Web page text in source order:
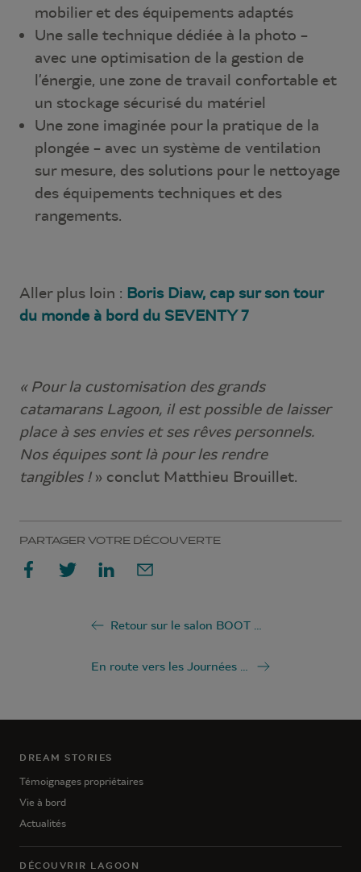
mobilier et des équipements adaptés
Une salle technique dédiée à la photo –
avec une optimisation de la gestion de
l’énergie, une zone de travail confortable et
un stockage sécurisé du matériel
Une zone imaginée pour la pratique de la
plongée – avec un système de ventilation
sur mesure, des solutions pour le nettoyage
des équipements techniques et des
rangements.
Aller plus loin : Boris Diaw, cap sur son tour
du monde à bord du SEVENTY 7
« Pour la customisation des grands
catamarans Lagoon, il est possible de laisser
place à ses envies et ses rêves personnels.
Nos équipes sont là pour les rendre
tangibles ! » conclut Matthieu Brouillet.
PARTAGER VOTRE DÉCOUVERTE
Retour sur le salon BOOT Düsseldorf 2026
En route vers les Journées Exclusives Lagoon 2026
DREAM STORIES
Témoignages propriétaires
Vie à bord
Actualités
DÉCOUVRIR LAGOON